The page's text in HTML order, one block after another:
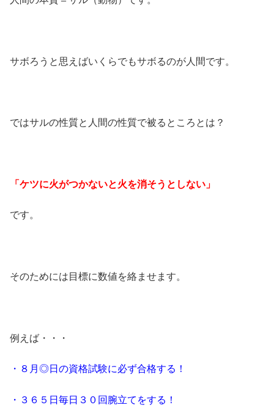
サボろうと思えばいくらでもサボるのが人間です。
ではサルの性質と人間の性質で被るところとは？
「ケツに火がつかないと火を消そうとしない」
です。
そのためには目標に数値を絡ませます。
例えば・・・
・８月◎日の資格試験に必ず合格する！
・３６５日毎日３０回腕立てをする！